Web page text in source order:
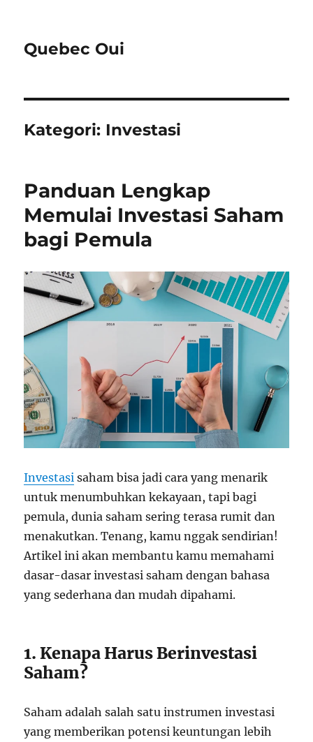
Quebec Oui
Kategori: Investasi
​Panduan Lengkap
Memulai Investasi Saham
bagi Pemula
Investasi saham bisa jadi cara yang menarik
untuk menumbuhkan kekayaan, tapi bagi
pemula, dunia saham sering terasa rumit dan
menakutkan. Tenang, kamu nggak sendirian!
Artikel ini akan membantu kamu memahami
dasar-dasar investasi saham dengan bahasa
yang sederhana dan mudah dipahami.
1. Kenapa Harus Berinvestasi
Saham?
Saham adalah salah satu instrumen investasi
yang memberikan potensi keuntungan lebih